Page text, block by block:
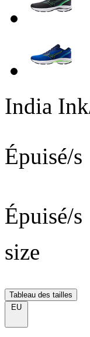
India
Épuisé/s
Épuisé/s
size
Tableau des tailles
EU